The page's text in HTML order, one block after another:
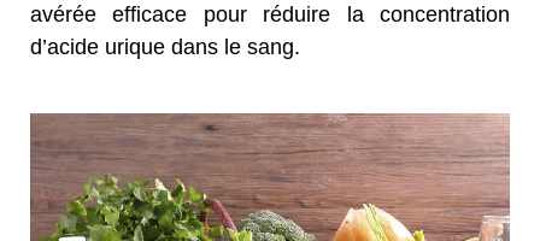
avérée efficace pour réduire la concentration
d’acide urique dans le sang.